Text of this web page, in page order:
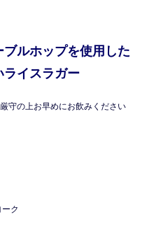
ルホップを使用した
ライスラガー
守の上お早めにお飲みください
ク